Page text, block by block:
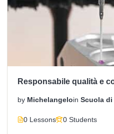
Responsabile qualità e
by Michelangeloin Scuola
0 Lessons 0 Students